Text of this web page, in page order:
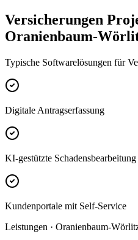
Versicherungen
Oranienbaum-
Typische Softwarelösungen für
Digitale Antragserfassung
KI-gestützte Schadensbearbeitung
Kundenportale mit Self-Service
Leistungen · Oranienbaum-